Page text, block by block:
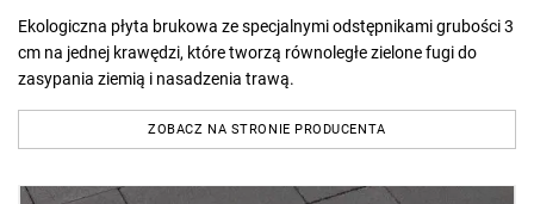
Ekologiczna płyta brukowa ze specjalnymi odstępnikami grubości 3
cm na jednej krawędzi, które tworzą równoległe zielone fugi do
zasypania ziemią i nasadzenia trawą.
ZOBACZ NA STRONIE PRODUCENTA